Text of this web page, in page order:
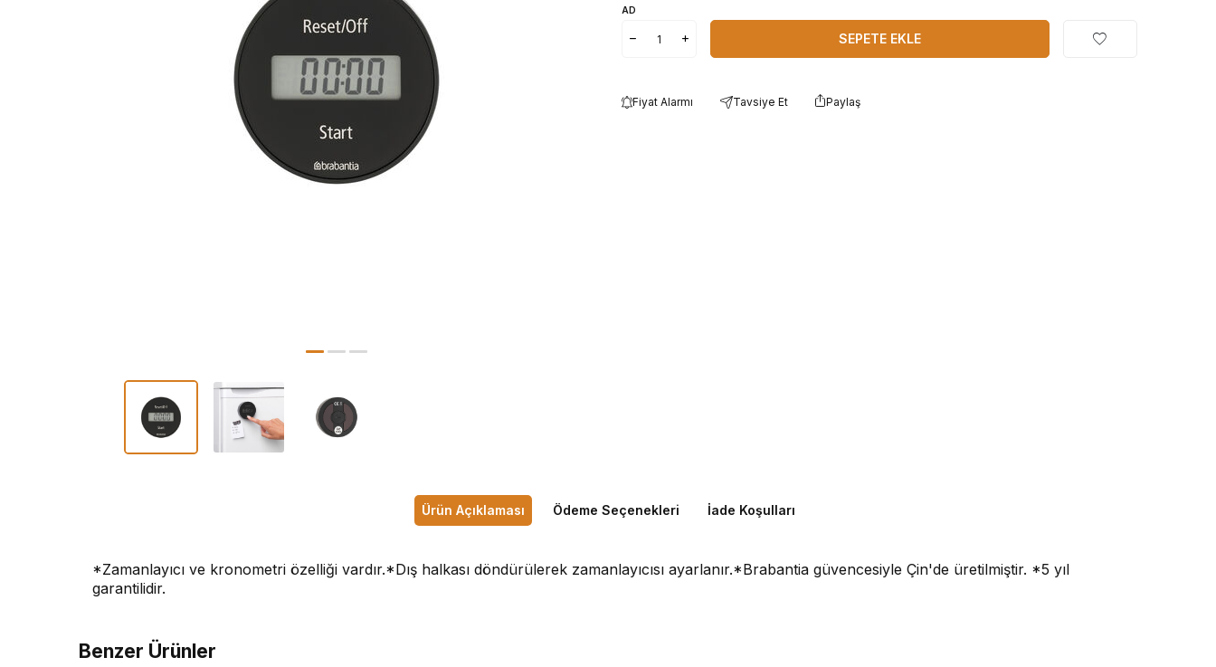
AD
SEPETE EKLE
Fiyat Alarmı Tavsiye Et Paylaş
Ürün Açıklaması Ödeme Seçenekleri İade Koşulları
*Zamanlayıcı ve kronometri özelliği vardır.*Dış halkası döndürülerek zamanlayıcısı ayarlanır.*Brabantia güvencesiyle Çin'de üretilmiştir. *5 yıl
garantilidir.
Benzer Ürünler